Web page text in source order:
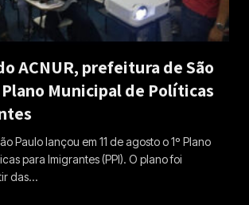
ACNUR, prefeitura de São
Municipal de Políticas
Paulo lançou em 11 de agosto o 1º Plano
para Imigrantes (PPI). O plano foi
das…